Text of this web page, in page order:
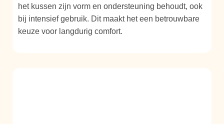
het kussen zijn vorm en ondersteuning behoudt, ook
bij intensief gebruik. Dit maakt het een betrouwbare
keuze voor langdurig comfort.